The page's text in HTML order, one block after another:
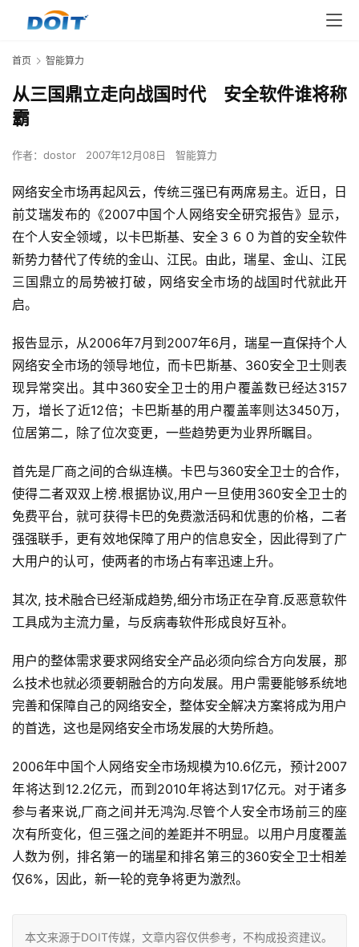
首页 智能算力
从三国鼎立走向战国时代 安全软件谁将称
霸
作者： dostor 2007年12月08日 智能算力
网络安全市场再起风云，传统三强已有两席易主。近日，日
前艾瑞发布的《2007中国个人网络安全研究报告》显示，
在个人安全领域，以卡巴斯基、安全３６０为首的安全软件
新势力替代了传统的金山、江民。由此，瑞星、金山、江民
三国鼎立的局势被打破，网络安全市场的战国时代就此开
启。
报告显示，从2006年7月到2007年6月，瑞星一直保持个人
网络安全市场的领导地位，而卡巴斯基、360安全卫士则表
现异常突出。其中360安全卫士的用户覆盖数已经达3157
万，增长了近12倍；卡巴斯基的用户覆盖率则达3450万，
位居第二，除了位次变更，一些趋势更为业界所瞩目。
首先是厂商之间的合纵连横。卡巴与360安全卫士的合作，
使得二者双双上榜.根据协议,用户一旦使用360安全卫士的
免费平台，就可获得卡巴的免费激活码和优惠的价格，二者
强强联手，更有效地保障了用户的信息安全，因此得到了广
大用户的认可，使两者的市场占有率迅速上升。
其次, 技术融合已经渐成趋势,细分市场正在孕育.反恶意软件
工具成为主流力量，与反病毒软件形成良好互补。
用户的整体需求要求网络安全产品必须向综合方向发展，那
么技术也就必须要朝融合的方向发展。用户需要能够系统地
完善和保障自己的网络安全，整体安全解决方案将成为用户
的首选，这也是网络安全市场发展的大势所趋。
2006年中国个人网络安全市场规模为10.6亿元，预计2007
年将达到12.2亿元，而到2010年将达到17亿元。对于诸多
参与者来说,厂商之间并无鸿沟.尽管个人安全市场前三的座
次有所变化，但三强之间的差距并不明显。以用户月度覆盖
人数为例，排名第一的瑞星和排名第三的360安全卫士相差
仅6%，因此，新一轮的竞争将更为激烈。
本文来源于DOIT传媒，文章内容仅供参考，不构成投资建议。